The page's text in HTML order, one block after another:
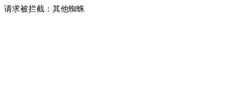
请求被拦截：其他蜘蛛